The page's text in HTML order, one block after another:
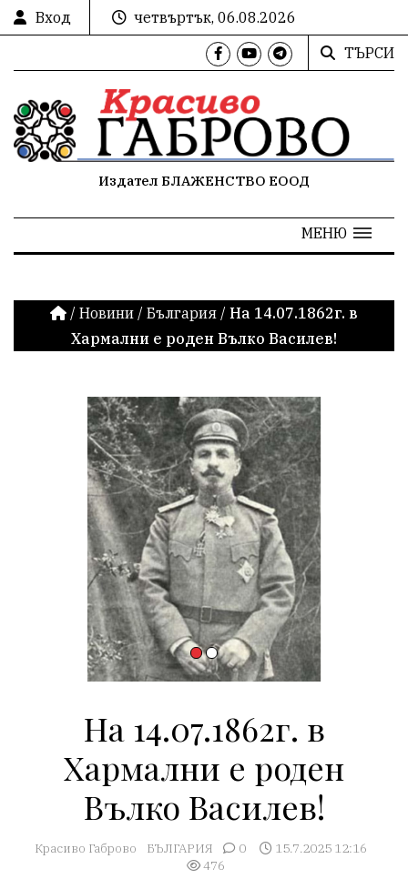
Вход
четвъртък, 06.08.2026
ТЪРСИ
Издател БЛАЖЕНСТВО ЕООД
МЕНЮ
/ Новини / България / На 14.07.1862г. в
Хармални е роден Вълко Василев!
На 14.07.1862г. в
Хармални е роден
Вълко Василев!
Красиво Габрово БЪЛГАРИЯ 0
15.7.2025 12:16
476